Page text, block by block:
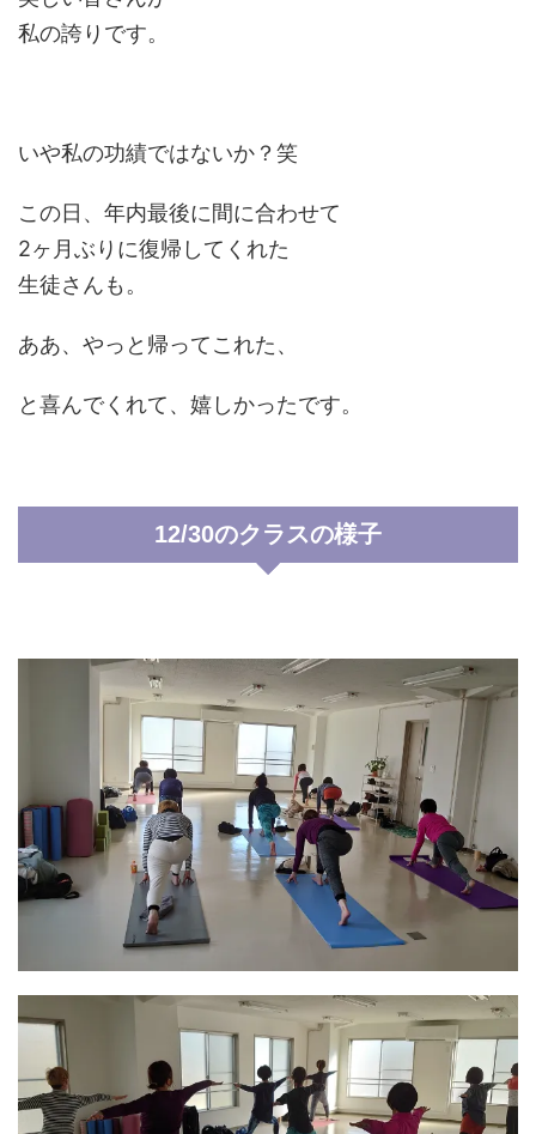
私の誇りです。
いや私の功績ではないか？笑
この日、年内最後に間に合わせて
2ヶ月ぶりに復帰してくれた
生徒さんも。
ああ、やっと帰ってこれた、
と喜んでくれて、嬉しかったです。
12/30のクラスの様子